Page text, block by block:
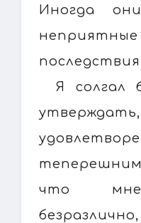
Иногда
неприятные
Я солгал
что мне